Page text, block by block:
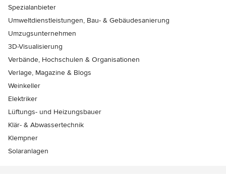
Spezialanbieter
Umweltdienstleistungen, Bau- & Gebäudesanierung
Umzugsunternehmen
3D-Visualisierung
Verbände, Hochschulen & Organisationen
Verlage, Magazine & Blogs
Weinkeller
Elektriker
Lüftungs- und Heizungsbauer
Klär- & Abwassertechnik
Klempner
Solaranlagen